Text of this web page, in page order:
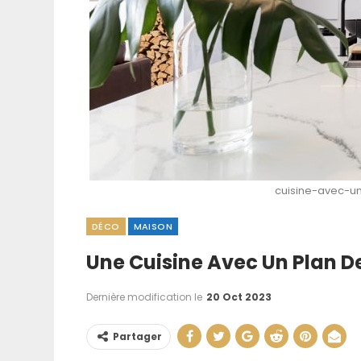
cuisine-avec-
DÉCO MAISON
Une Cuisine Avec Un Plan
Dernière modification le 20 Oct 2023
Partager
Pupe De
Maison :
21 Juin 2026